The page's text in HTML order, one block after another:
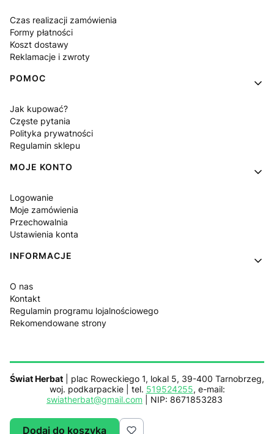
Czas realizacji zamówienia
Formy płatności
Koszt dostawy
Reklamacje i zwroty
POMOC
Jak kupować?
Częste pytania
Polityka prywatności
Regulamin sklepu
MOJE KONTO
Logowanie
Moje zamówienia
Przechowalnia
Ustawienia konta
INFORMACJE
O nas
Kontakt
Regulamin programu lojalnościowego
Rekomendowane strony
Świat Herbat | plac Roweckiego 1, lokal 5, 39-400 Tarnobrzeg,
woj. podkarpackie | tel. 519524255, e-mail:
swiatherbat@gmail.com | NIP: 8671853283
Sklep działa z pomocąNetplace.com.pl
Dodaj do koszyka